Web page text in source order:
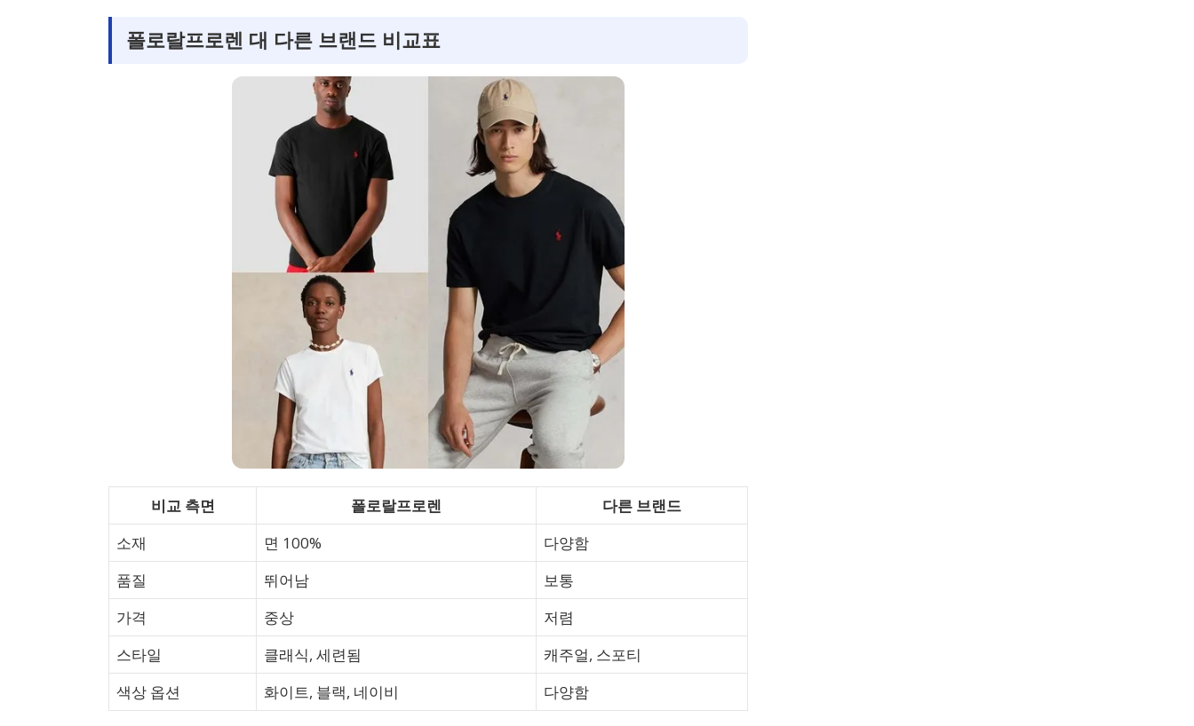
폴로랄프로렌 대 다른 브랜드 비교표
비교 측면 폴로랄프로렌
다른 브랜드
소재
면 100%
다양함
품질
뛰어남
보통
가격
중상
저렴
스타일
클래식, 세련됨
캐주얼, 스포티
색상 옵션
화이트, 블랙, 네이비 다양함